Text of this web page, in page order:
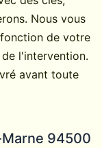
Nous vous
de votre
l'intervention.
avant toute
94500